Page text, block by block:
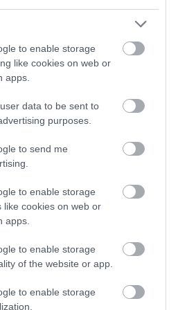
to enable storage
like cookies on web or
apps.
data to be sent to
purposes.
to send me
to enable storage
like cookies on web or
apps.
to enable storage
of the website or app.
to enable storage
asszonyok – a
királynője
törvénytelen
az angolokat, Mária, VI.
rendkívül gyorsan